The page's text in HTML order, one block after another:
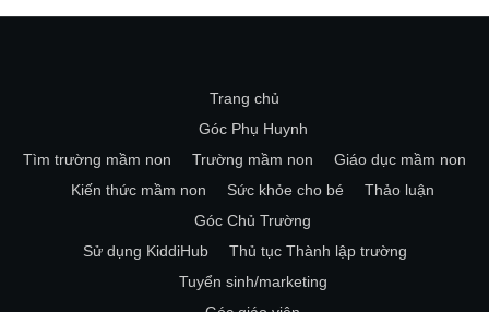
Trang chủ
Góc Phụ Huynh
Tìm trường mầm non
Trường mầm non
Giáo dục mầm non
Kiến thức mầm non
Sức khỏe cho bé
Thảo luận
Góc Chủ Trường
Sử dụng KiddiHub
Thủ tục Thành lập trường
Tuyển sinh/marketing